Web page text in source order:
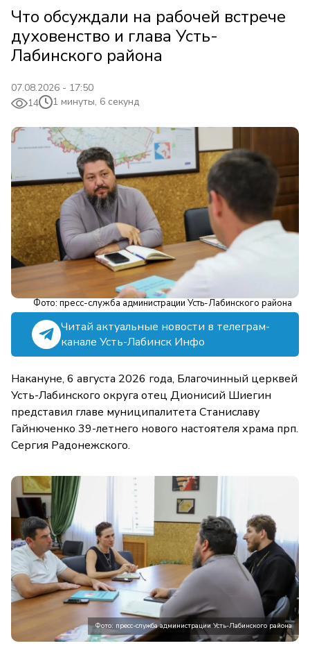
Что обсуждали на рабочей встрече
духовенство и глава Усть-
Лабинского района
07.08.2026 - 17:50
14
1 минуты, 6 секунд
Фото: пресс-служба администрации Усть-Лабинского района
Читай актуальные новости в телеграм-
канале Усть-Лабинск Инфо
Накануне, 6 августа 2026 года, Благочинный церквей
Усть-Лабинского округа отец Дионисий Шиегин
представил главе муниципалитета Станиславу
Гайнюченко 39-летнего нового настоятеля храма прп.
Сергия Радонежского.
Фото: пресс-служба администрации Усть-Лабинского района